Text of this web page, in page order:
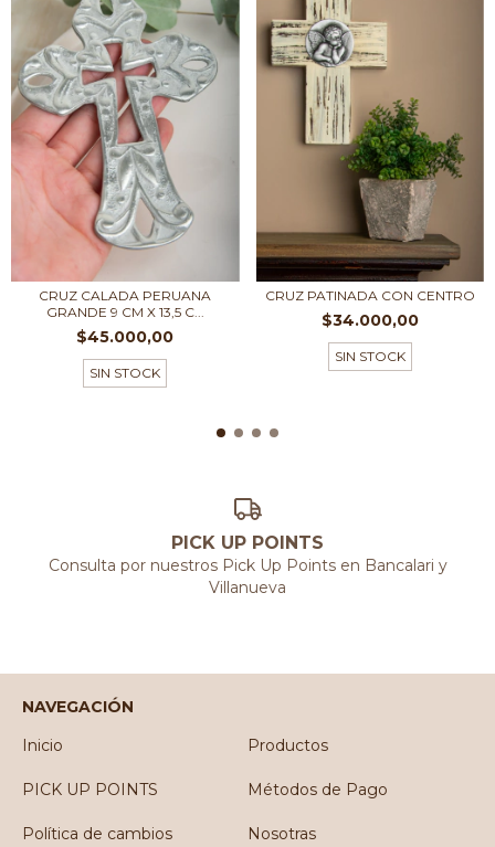
CRUZ CALADA PERUANA
GRANDE 9 CM X 13,5 C...
$45.000,00
SIN STOCK
CRUZ PATINADA CON CENTRO
$34.000,00
SIN STOCK
PICK UP POINTS
Consulta por nuestros Pick Up Points en Bancalari y
Villanueva
NAVEGACIÓN
Inicio
Productos
PICK UP POINTS Métodos de Pago
Política de cambios Nosotras